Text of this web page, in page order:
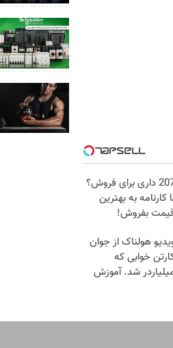
207 داری برای فروش؟
کارنامه به بهترین
بفروش!
هولناک از جوان
خوابی که
شد. آموزش